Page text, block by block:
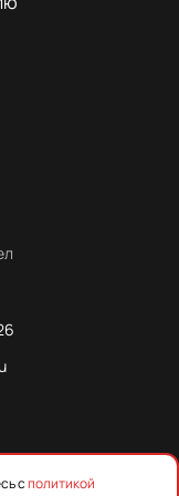
Русской Механики
сполитикой